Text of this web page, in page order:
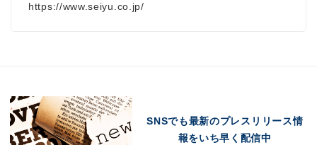
https://www.seiyu.co.jp/
SNSでも最新のプレスリリース情
報をいち早く配信中